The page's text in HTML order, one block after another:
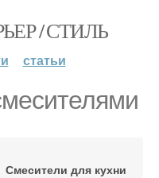
/ СТИЛЬ
статьи
Смесители для кухни